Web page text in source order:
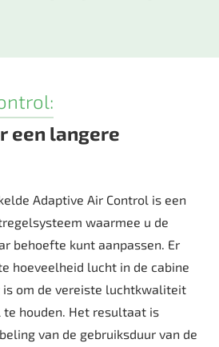
een langere
Adaptive Air Control is een
waarmee u de
behoefte kunt aanpassen. Er
hoeveelheid lucht in de cabine
is om de vereiste luchtkwaliteit
te houden. Het resultaat is
van de gebruiksduur van de